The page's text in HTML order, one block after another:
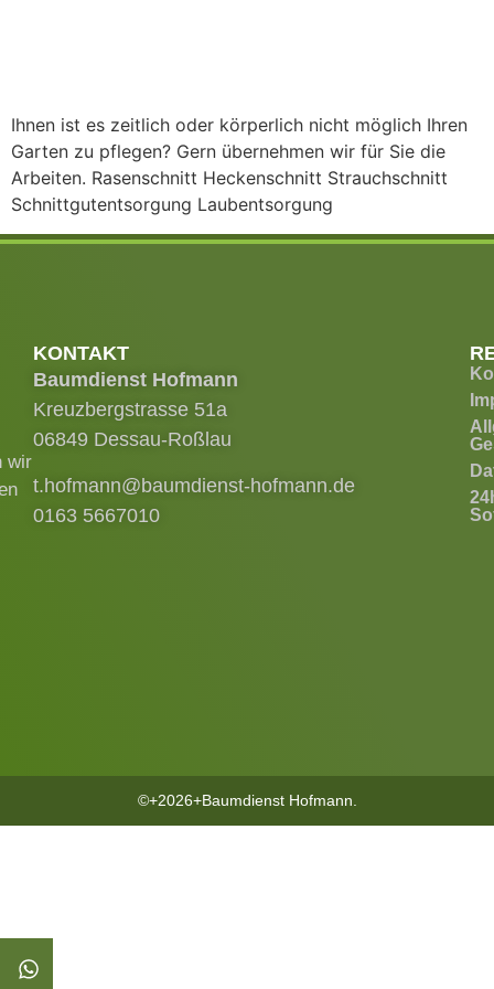
Ihnen ist es zeitlich oder körperlich nicht möglich Ihren
Garten zu pflegen? Gern übernehmen wir für Sie die
Arbeiten. Rasenschnitt Heckenschnitt Strauchschnitt
Schnittgutentsorgung Laubentsorgung
KONTAKT
Baumdienst Hofmann
Kreuzbergstrasse 51a
06849 Dessau-Roßlau
t.hofmann@baumdienst-hofmann.de
0163 5667010
wir
©+2026+Baumdienst Hofmann.